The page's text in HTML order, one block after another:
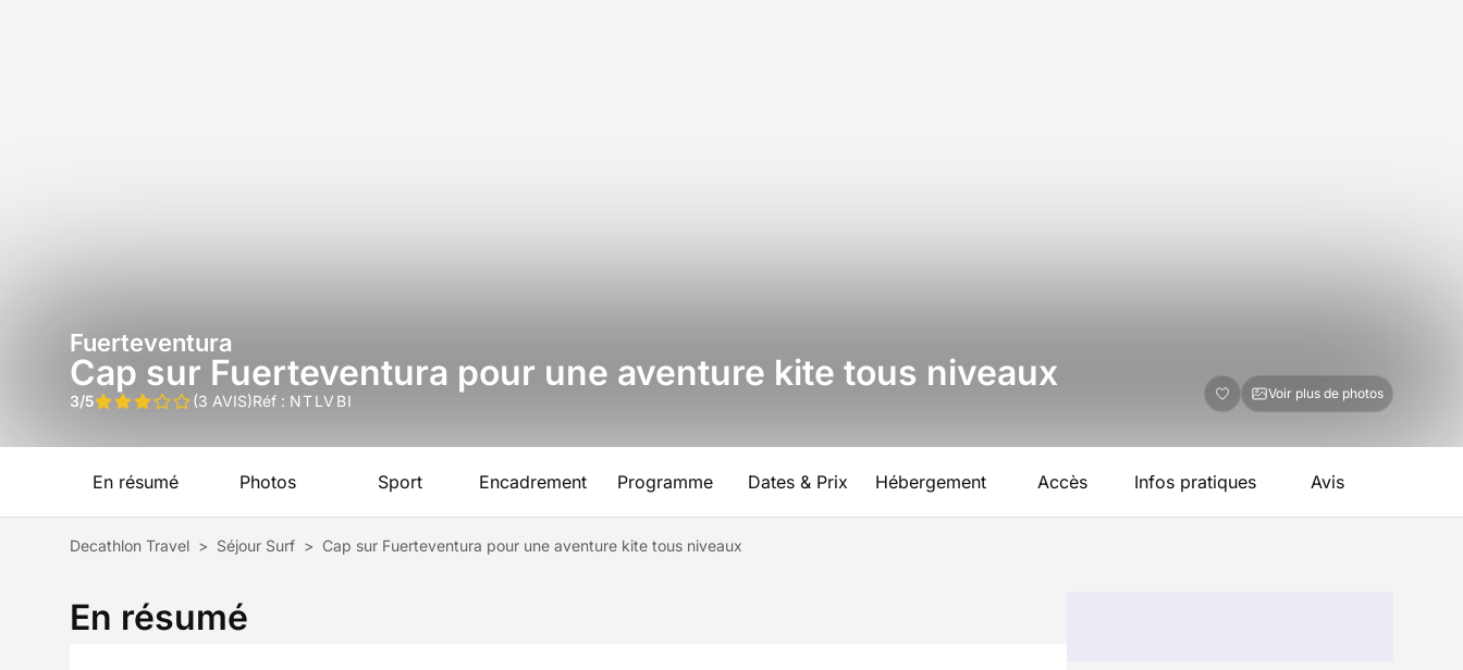
Fuerteventura
Cap sur Fuerteventura pour une aventure kite tous niveaux
3/5 (3 AVIS)Réf : NTLVBI Voir plus de photos
En résumé Photos Sport Encadrement Programme Dates & Prix Hébergement Accès Infos pratiques Avis
Decathlon Travel > Séjour Surf > Cap sur Fuerteventura pour une aventure kite tous niveaux
En résumé